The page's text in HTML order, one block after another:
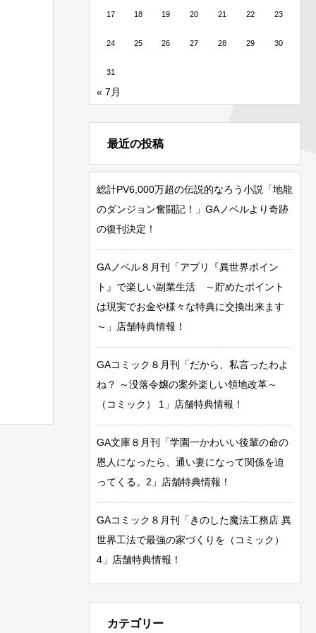
17 18 19 20 21 22 23
24 25 26 27 28 29 30
31
« 7月
最近の投稿
総計PV6,000万超の伝説的なろう小説「地龍
のダンジョン奮闘記！」GAノベルより奇跡
の復刊決定！
GAノベル８月刊「アプリ『異世界ポイン
ト』で楽しい副業生活 ～貯めたポイント
は現実でお金や様々な特典に交換出来ます
～」店舗特典情報！
GAコミック８月刊「だから、私言ったわよ
ね？ ～没落令嬢の案外楽しい領地改革～
（コミック） 1」店舗特典情報！
GA文庫８月刊「学園一かわいい後輩の命の
恩人になったら、通い妻になって関係を迫
ってくる。2」店舗特典情報！
GAコミック８月刊「きのした魔法工務店 異
世界工法で最強の家づくりを（コミック）
4」店舗特典情報！
カテゴリー